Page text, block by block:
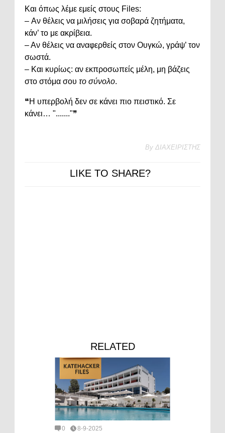
Και όπως λέμε εμείς στους Files:
– Αν θέλεις να μιλήσεις για σοβαρά ζητήματα,
κάν’ το με ακρίβεια.
– Αν θέλεις να αναφερθείς στον Ουγκώ, γράψ’ τον
σωστά.
– Και κυρίως: αν εκπροσωπείς μέλη, μη βάζεις
στο στόμα σου το σύνολο.
❝Η υπερβολή δεν σε κάνει πιο πειστικό. Σε
κάνει… "......."❞
By ΔΙΑΧΕΙΡΙΣΤΗΣ
LIKE TO SHARE?
RELATED
0 8-9-2025